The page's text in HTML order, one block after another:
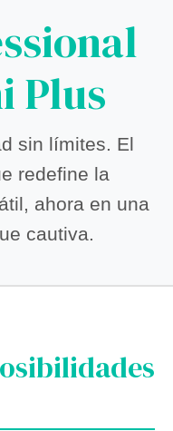
Plus
sin límites. El
redefine la
ahora en una
cautiva.